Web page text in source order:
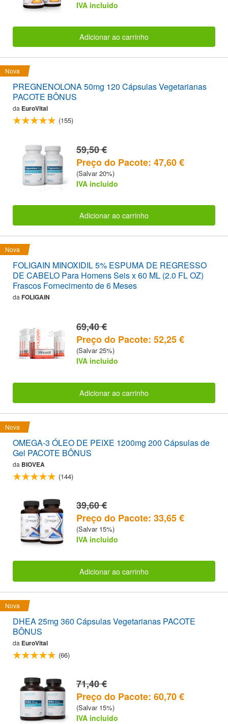
IVA incluido
Adicionar ao carrinho
Nova
PREGNENOLONA 50mg 120 Cápsulas Vegetarianas
PACOTE BÔNUS
da EuroVital
(155)
59,50 €
Preço do Pacote: 47,60 €
(Salvar 20%)
IVA incluido
Adicionar ao carrinho
Nova
FOLIGAIN MINOXIDIL 5% ESPUMA DE REGRESSO
DE CABELO Para Homens Seis x 60 ML (2.0 FL OZ)
Frascos Fornecimento de 6 Meses
da FOLIGAIN
69,40 €
Preço do Pacote: 52,25 €
(Salvar 25%)
IVA incluido
Adicionar ao carrinho
Nova
OMEGA-3 ÓLEO DE PEIXE 1200mg 200 Cápsulas de
Gel PACOTE BÔNUS
da BIOVEA
(144)
39,60 €
Preço do Pacote: 33,65 €
(Salvar 15%)
IVA incluido
Adicionar ao carrinho
Nova
DHEA 25mg 360 Cápsulas Vegetarianas PACOTE
BÔNUS
da EuroVital
(66)
71,40 €
Preço do Pacote: 60,70 €
(Salvar 15%)
IVA incluido